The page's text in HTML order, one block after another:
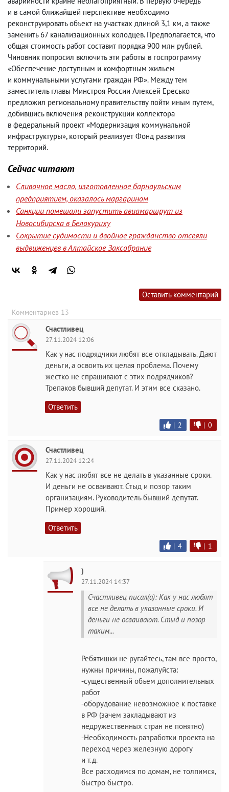
и в самой ближайшей перспективе необходимо
реконструировать объект на участках длиной 3,1 км, а также
заменить 67 канализационных колодцев. Предполагается, что
общая стоимость работ составит порядка 900 млн рублей.
Чиновник попросил включить эти работы в госпрограмму
«Обеспечение доступным и комфортным жильем
и коммунальными услугами граждан РФ». Между тем
заместитель главы Минстроя России Алексей Ересько
предложил региональному правительству пойти иным путем,
добившись включения реконструкции коллектора
в федеральный проект «Модернизация коммунальной
инфраструктуры», который реализует Фонд развития
территорий.
Сейчас читают
Сливочное масло, изготовленное барнаульским
предприятием, оказалось маргарином
Санкции помешали запустить авиамаршрут из
Новосибирска в Белокуриху
Сокрытие судимости и двойное гражданство отсеяли
выдвиженцев в Алтайское Заксобрание
Оставить комментарий
Комментариев 13
Счастливец
27.11.2024 12:06
Как у нас подрядчики любят все откладывать. Дают
деньги, а освоить их целая проблема. Почему
жестко не спрашивают с этих подрядчиков?
Трепаков бывший депутат. И этим все сказано.
Ответить
| 2 | 0
Счастливец
27.11.2024 12:24
Как у нас любят все не делать в указанные сроки.
И деньги не осваивают. Стыд и позор таким
организациям. Руководитель бывший депутат.
Пример хороший.
Ответить
| 4 | 1
)
27.11.2024 14:37
Счастливец писал(а): Как у нас любят
все не делать в указанные сроки. И
деньги не осваивают. Стыд и позор
таким...
Ребятишки не ругайтесь, там все просто,
нужны причины, пожалуйста:
-существенный объем дополнительных
работ
-оборудование невозможное к поставке
в РФ (зачем закладывают из
недружественных стран не понятно)
-Необходимость разработки проекта на
переход через железную дорогу
и т.д.
Все расходимся по домам, не толпимся,
быстро быстро.